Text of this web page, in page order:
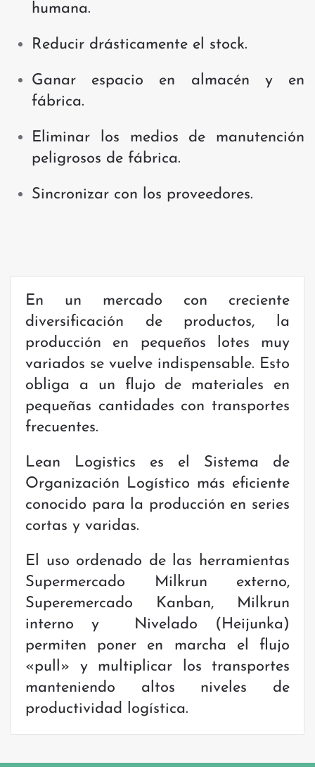
humana.
Reducir drásticamente el stock.
Ganar espacio en almacén y en
fábrica.
Eliminar los medios de manutención
peligrosos de fábrica.
Sincronizar con los proveedores.
En un mercado con creciente
diversificación de productos, la
producción en pequeños lotes muy
variados se vuelve indispensable. Esto
obliga a un flujo de materiales en
pequeñas cantidades con transportes
frecuentes.
Lean Logistics es el Sistema de
Organización Logístico más eficiente
conocido para la producción en series
cortas y varidas.
El uso ordenado de las herramientas
Supermercado Milkrun externo,
Superemercado Kanban, Milkrun
interno y Nivelado (Heijunka)
permiten poner en marcha el flujo
«pull» y multiplicar los transportes
manteniendo altos niveles de
productividad logística.